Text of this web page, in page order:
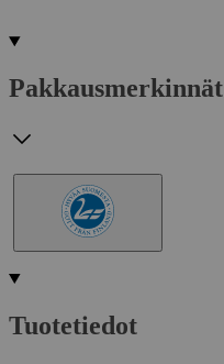
Pakkausmerkinnät
Tuotetiedot